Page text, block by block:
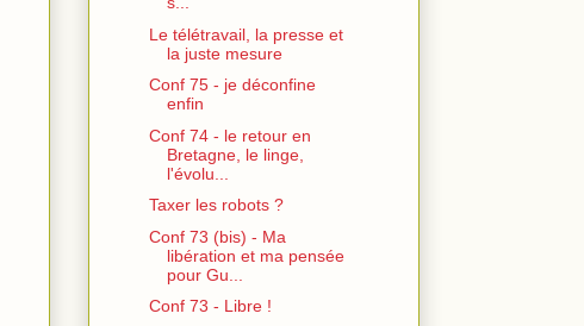
Le télétravail, la presse et
la juste mesure
Conf 75 - je déconfine
enfin
Conf 74 - le retour en
Bretagne, le linge,
l'évolu...
Taxer les robots ?
Conf 73 (bis) - Ma
libération et ma pensée
pour Gu...
Conf 73 - Libre !